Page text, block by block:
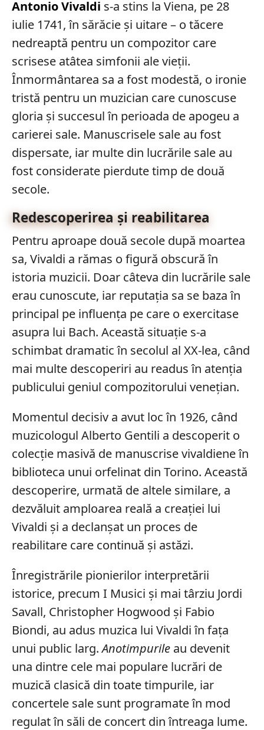
Antonio Vivaldi s-a stins la Viena, pe 28
iulie 1741, în sărăcie și uitare – o tăcere
nedreaptă pentru un compozitor care
scrisese atâtea simfonii ale vieții.
Înmormântarea sa a fost modestă, o ironie
tristă pentru un muzician care cunoscuse
gloria și succesul în perioada de apogeu a
carierei sale. Manuscrisele sale au fost
dispersate, iar multe din lucrările sale au
fost considerate pierdute timp de două
secole.
Redescoperirea și reabilitarea
Pentru aproape două secole după moartea
sa, Vivaldi a rămas o figură obscură în
istoria muzicii. Doar câteva din lucrările sale
erau cunoscute, iar reputația sa se baza în
principal pe influența pe care o exercitase
asupra lui Bach. Această situație s-a
schimbat dramatic în secolul al XX-lea, când
mai multe descoperiri au readus în atenția
publicului geniul compozitorului venețian.
Momentul decisiv a avut loc în 1926, când
muzicologul Alberto Gentili a descoperit o
colecție masivă de manuscrise vivaldiene în
biblioteca unui orfelinat din Torino. Această
descoperire, urmată de altele similare, a
dezvăluit amploarea reală a creației lui
Vivaldi și a declanșat un proces de
reabilitare care continuă și astăzi.
Înregistrările pionierilor interpretării
istorice, precum I Musici și mai târziu Jordi
Savall, Christopher Hogwood și Fabio
Biondi, au adus muzica lui Vivaldi în fața
unui public larg.Anotimpurileau devenit
una dintre cele mai populare lucrări de
muzică clasică din toate timpurile, iar
concertele sale sunt programate în mod
regulat în săli de concert din întreaga lume.